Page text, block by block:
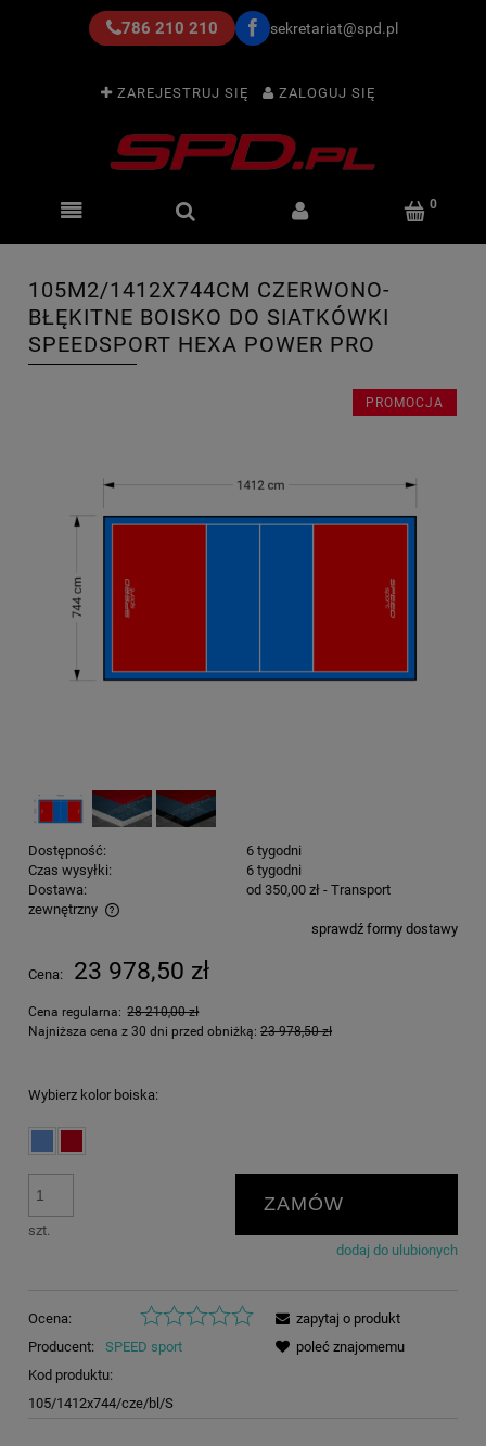
786 210 210 sekretariat@spd.pl
ZAREJESTRUJ SIĘ ZALOGUJ SIĘ
105M2/1412X744CM CZERWONO-
BŁĘKITNE BOISKO DO SIATKÓWKI
SPEEDSPORT HEXA POWER PRO
PROMOCJA
Dostępność:
6 tygodni
Czas wysyłki:
6 tygodni
Dostawa:
od 350,00 zł - Transport
zewnętrzny
Cena nie zawiera ewentualnych kosztów płatnościsprawdź formy dostawy
Cena: 23 978,50 zł
Cena regularna: 28 210,00 zł
Najniższa cena z 30 dni przed obniżką: 23 978,50 zł
Wybierz kolor boiska:
szt.
ZAMÓW
dodaj do ulubionych
Ocena:
Producent:
SPEED sport
Kod produktu:
105/1412x744/cze/bl/S
zapytaj o produkt
poleć znajomemu